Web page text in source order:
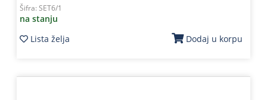
Šifra: SET6/1
na stanju
Lista želja
Dodaj u korpu